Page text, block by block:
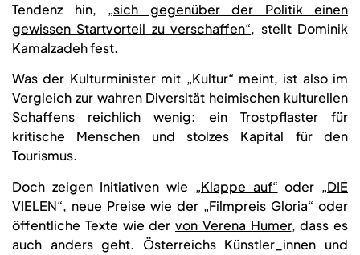
Tendenz hin, „sich gegenüber der Politik einen
gewissen Startvorteil zu verschaffen“, stellt Dominik
Kamalzadeh fest.
Was der Kulturminister mit „Kultur“ meint, ist also im
Vergleich zur wahren Diversität heimischen kulturellen
Schaffens reichlich wenig: ein Trostpflaster für
kritische Menschen und stolzes Kapital für den
Tourismus.
Doch zeigen Initiativen wie „Klappe auf“ oder „DIE
VIELEN“, neue Preise wie der „Filmpreis Gloria“ oder
öffentliche Texte wie der von Verena Humer, dass es
auch anders geht. Österreichs Künstler_innen und